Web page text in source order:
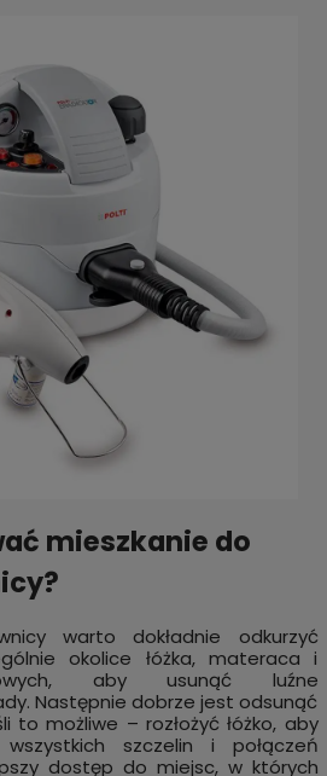
mieszkanie do
warto dokładnie odkurzyć
okolice łóżka, materaca i
aby usunąć luźne
Następnie dobrze jest odsunąć
to możliwe – rozłożyć łóżko, aby
szczelin i połączeń
dostęp do miejsc, w których